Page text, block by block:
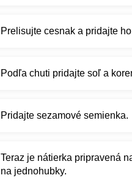
Prelisujte cesnak a pridajte
Podľa chuti pridajte soľ a
Pridajte sezamové semienka.
Teraz je nátierka pripravená
na jednohubky.